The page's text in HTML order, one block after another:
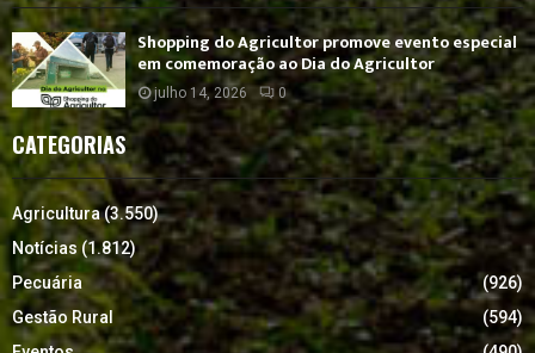
Shopping do Agricultor promove evento especial
em comemoração ao Dia do Agricultor
julho 14, 2026 0
CATEGORIAS
Agricultura(3.550)
Notícias (1.812)
Pecuária
(926)
Gestão Rural
(594)